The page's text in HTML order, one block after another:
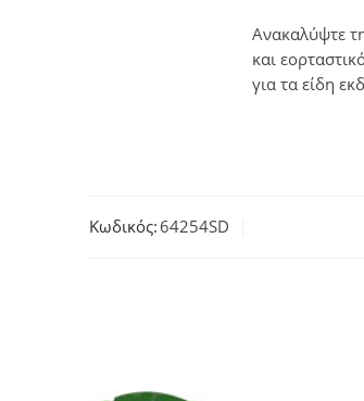
Ανακαλύψτε
και
για τα είδη
Κωδικός: 64254SD